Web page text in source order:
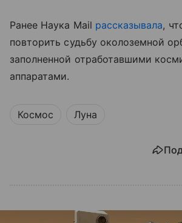
Ранее Наука Mail рассказывала,
повторить судьбу околоземной
заполненной отработавшими
аппаратами.
Космос Луна